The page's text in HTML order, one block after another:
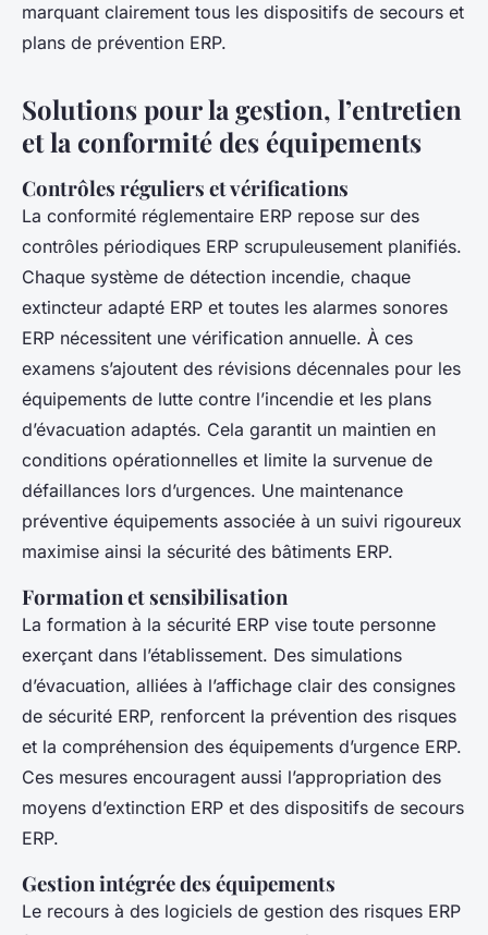
marquant clairement tous les dispositifs de secours et
plans de prévention ERP.
Solutions pour la gestion, l’entretien
et la conformité des équipements
Contrôles réguliers et vérifications
La conformité réglementaire ERP repose sur des
contrôles périodiques ERP scrupuleusement planifiés.
Chaque système de détection incendie, chaque
extincteur adapté ERP et toutes les alarmes sonores
ERP nécessitent une vérification annuelle. À ces
examens s’ajoutent des révisions décennales pour les
équipements de lutte contre l’incendie et les plans
d’évacuation adaptés. Cela garantit un maintien en
conditions opérationnelles et limite la survenue de
défaillances lors d’urgences. Une maintenance
préventive équipements associée à un suivi rigoureux
maximise ainsi la sécurité des bâtiments ERP.
Formation et sensibilisation
La formation à la sécurité ERP vise toute personne
exerçant dans l’établissement. Des simulations
d’évacuation, alliées à l’affichage clair des consignes
de sécurité ERP, renforcent la prévention des risques
et la compréhension des équipements d’urgence ERP.
Ces mesures encouragent aussi l’appropriation des
moyens d’extinction ERP et des dispositifs de secours
ERP.
Gestion intégrée des équipements
Le recours à des logiciels de gestion des risques ERP